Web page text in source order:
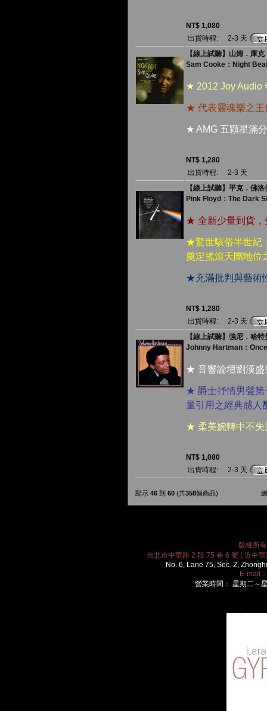
NT$ 1,080
出貨時程:
2-3 天
【線上試聽】山姆．庫
Sam Cooke：Night
★ 2012 Joy Audio
★ 代表靈魂樂之王
★ AMG 五顆星滿
NT$ 1,280
出貨時程:
2-3 天
【線上試聽】平克．佛
Pink Floyd：The Dark
★ 全新少量到貨，
★驚世駭俗半世紀
奠定搖滾天團地位
★充滿批判與藝術
NT$ 1,280
出貨時程:
2-3 天
【線上試聽】強尼．哈
Johnny Hartman：
★ 音響論壇劉漢盛
★ 爵士抒情男聲第
量引用之經典感人
★ 柔美婉轉中不失
NT$ 1,080
出貨時程:
2-3 天
顯示 46 到 60 (共358個商品)
版權所
台北市中華路 2 段 75 巷 6 號 ( 近中
No. 6, Lane 75, Sec. 2,
E-mail：
營業時間： 星期二～